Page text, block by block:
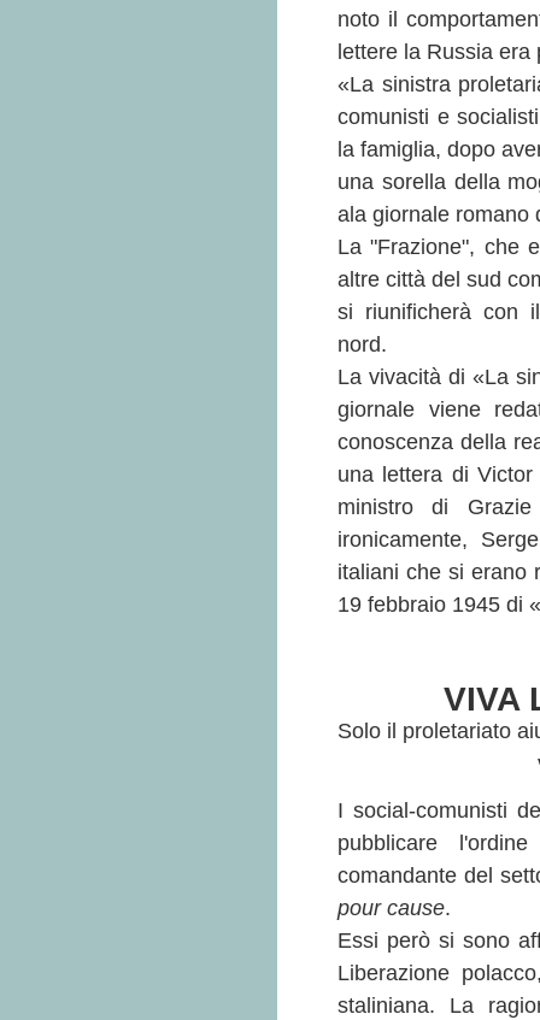
noto il
lettere la Russia
«La sinistra
comunisti e
la famiglia, dopo
una sorella della
ala giornale romano
La "Frazione", che
altre città del sud
si riunificherà con
nord.
La vivacità di «La
giornale viene
conoscenza della
una lettera di
ministro di
ironicamente,
italiani che si erano
19 febbraio 1945 di
VIVA
Solo il proletariato
I social-comunisti
pubblicare
comandante del
pour cause.
Essi però si sono
Liberazione
staliniana. La